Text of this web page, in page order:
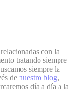
con la
tratando siempre
siempre la
de nuestro blog,
día a día a la